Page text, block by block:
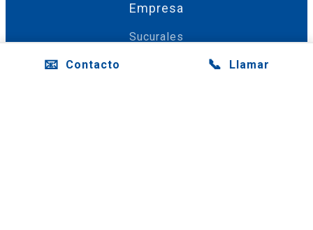
Empresa
Sucurales
📧 Contacto 📞 Llamar